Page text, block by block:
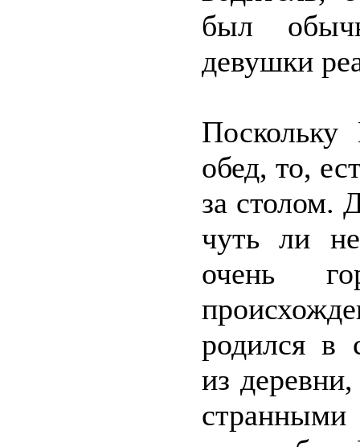
был
девушки
обед, то,
за столом.
чуть ли не
очень
родился в
из